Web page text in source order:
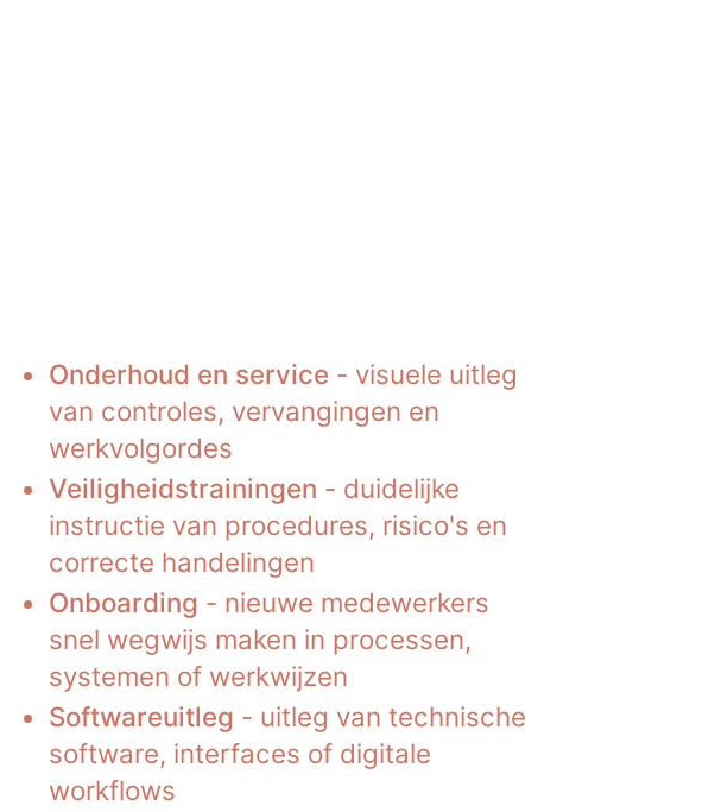
Onderhoud en service - visuele uitleg
van controles, vervangingen en
werkvolgordes
Veiligheidstrainingen - duidelijke
instructie van procedures, risico's en
correcte handelingen
Onboarding - nieuwe medewerkers
snel wegwijs maken in processen,
systemen of werkwijzen
Softwareuitleg - uitleg van technische
software, interfaces of digitale
workflows